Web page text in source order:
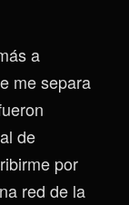
a
me separa
de
por
red de la